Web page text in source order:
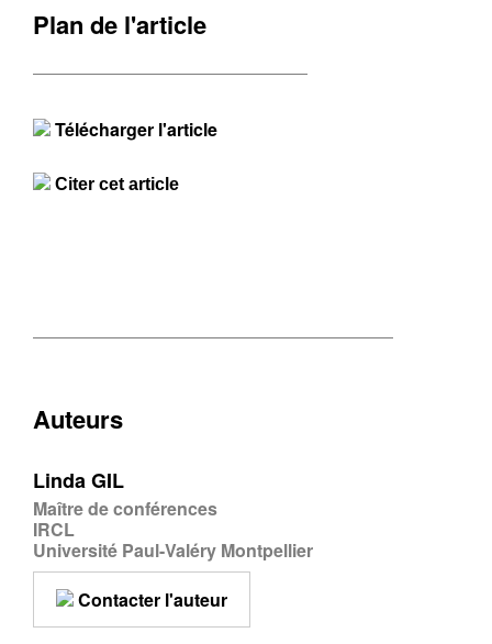
Plan de l'article
Télécharger l'article
Citer cet article
Auteurs
Linda GIL
Maître de conférences
IRCL
Université Paul-Valéry Montpellier
Contacter l'auteur